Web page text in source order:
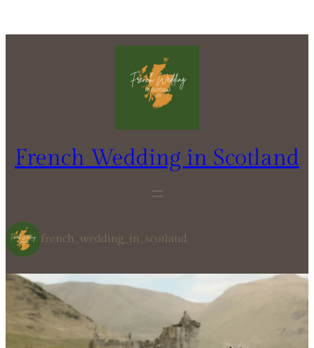
French Wedding in Scotland
french_wedding_in_scotland